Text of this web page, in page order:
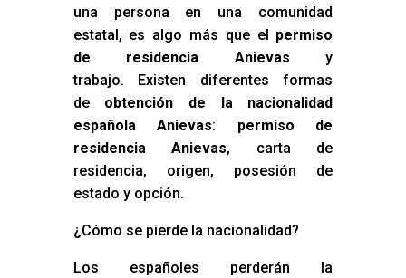
una persona en una comunidad
estatal, es algo más que el permiso
de residencia Anievas y
trabajo. Existen diferentes formas
de obtención de la nacionalidad
española Anievas: permiso de
residencia Anievas, carta de
residencia, origen, posesión de
estado y opción.
¿Cómo se pierde la nacionalidad?
Los españoles perderán la